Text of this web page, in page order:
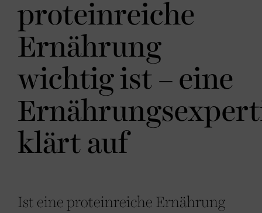
proteinreiche
Ernährung
wichtig ist – eine
klärt auf
Ist eine proteinreiche Ernährung